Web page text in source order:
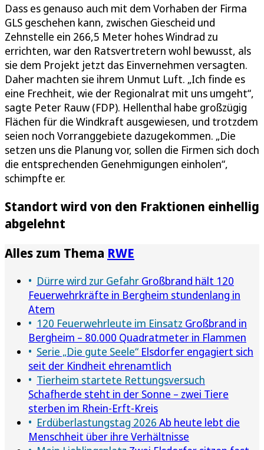
Dass es genauso auch mit dem Vorhaben der Firma
GLS geschehen kann, zwischen Giescheid und
Zehnstelle ein 266,5 Meter hohes Windrad zu
errichten, war den Ratsvertretern wohl bewusst, als
sie dem Projekt jetzt das Einvernehmen versagten.
Daher machten sie ihrem Unmut Luft. „Ich finde es
eine Frechheit, wie der Regionalrat mit uns umgeht“,
sagte Peter Rauw (FDP). Hellenthal habe großzügig
Flächen für die Windkraft ausgewiesen, und trotzdem
seien noch Vorranggebiete dazugekommen. „Die
setzen uns die Planung vor, sollen die Firmen sich doch
die entsprechenden Genehmigungen einholen“,
schimpfte er.
Standort wird von den Fraktionen einhellig
abgelehnt
Alles zum Thema RWE
Dürre wird zur Gefahr Großbrand hält 120
Feuerwehrkräfte in Bergheim stundenlang in
Atem
120 Feuerwehrleute im Einsatz Großbrand in
Bergheim – 80.000 Quadratmeter in Flammen
Serie „Die gute Seele“ Elsdorfer engagiert sich
seit der Kindheit ehrenamtlich
Tierheim startete Rettungsversuch
Schafherde steht in der Sonne – zwei Tiere
sterben im Rhein-Erft-Kreis
Erdüberlastungstag 2026 Ab heute lebt die
Menschheit über ihre Verhältnisse